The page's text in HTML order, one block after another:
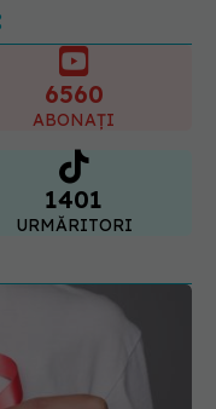
1401
URMĂRITORI